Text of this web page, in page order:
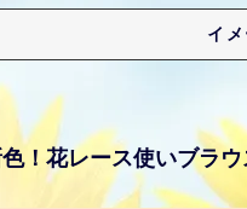
イ
！花レース使いブラウ